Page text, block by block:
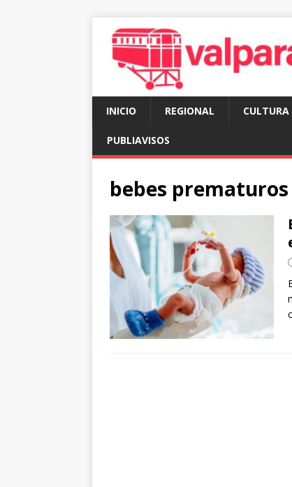
INICIO REGIONAL CULTURA
PUBLIAVISOS
bebes prematuros